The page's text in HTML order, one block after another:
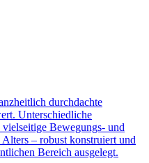
durchdachte
Unterschiedliche
Bewegungs- und
– robust konstruiert und
Bereich ausgelegt.